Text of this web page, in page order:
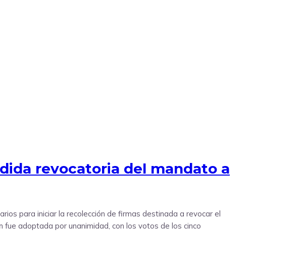
revocatoria del mandato a
para iniciar la recolección de firmas destinada a revocar el
adoptada por unanimidad, con los votos de los cinco